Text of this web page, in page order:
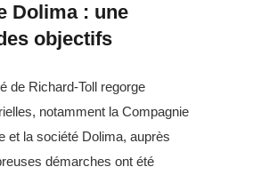
Dolima : une
objectifs
de Richard-Toll regorge
notamment la Compagnie
et la société Dolima, auprès
démarches ont été